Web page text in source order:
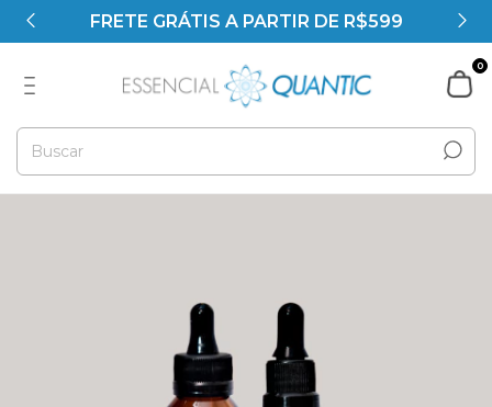
0
FRETE GRÁTIS A PARTIR DE R$599